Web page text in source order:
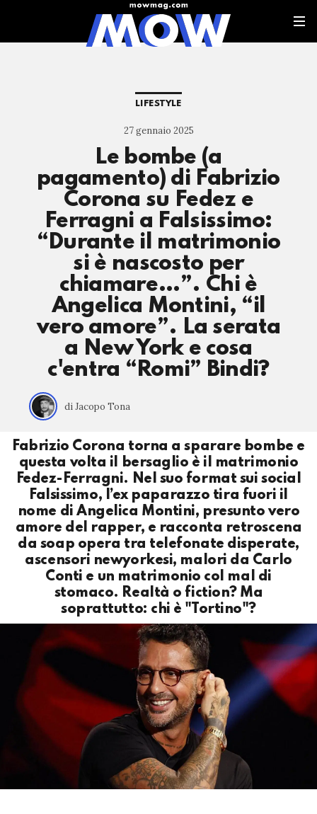
LIFESTYLE
27 gennaio 2025
Le bombe (a
pagamento) di Fabrizio
Corona su Fedez e
Ferragni a Falsissimo:
“Durante il matrimonio
si è nascosto per
chiamare…”. Chi è
Angelica Montini, “il
vero amore”. La serata
a New York e cosa
c'entra “Romi” Bindi?
di Jacopo Tona
Fabrizio Corona torna a sparare bombe e
questa volta il bersaglio è il matrimonio
Fedez-Ferragni. Nel suo format sui social
Falsissimo, l’ex paparazzo tira fuori il
nome di Angelica Montini, presunto vero
amore del rapper, e racconta retroscena
da soap opera tra telefonate disperate,
ascensori newyorkesi, malori da Carlo
Conti e un matrimonio col mal di
stomaco. Realtà o fiction? Ma
soprattutto: chi è "Tortino"?